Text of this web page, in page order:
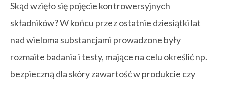
Skąd wzięło się pojęcie kontrowersyjnych
składników? W końcu przez ostatnie dziesiątki lat
nad wieloma substancjami prowadzone były
rozmaite badania i testy, mające na celu określić np.
bezpieczną dla skóry zawartość w produkcie czy